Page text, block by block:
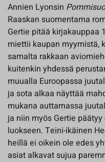
Annien Lyonsin
Raaskan suomentama
Gertie pitää kirjakauppaa
miettii kaupan myymistä,
samalta rakkaan
kuitenkin yhdessä
muualla Euroopassa
ja sota alkaa näyttää
mukana auttamassa
ja niin myös Gertie
luokseen. Teini-ikäinen
heillä ei oikein ole edes
asiat alkavat sujua